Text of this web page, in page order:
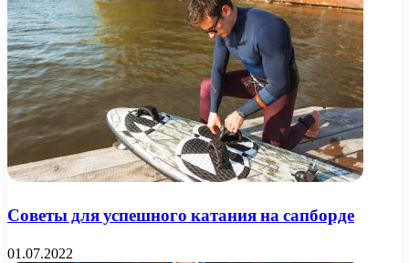
Советы для успешного катания на сапборде
01.07.2022